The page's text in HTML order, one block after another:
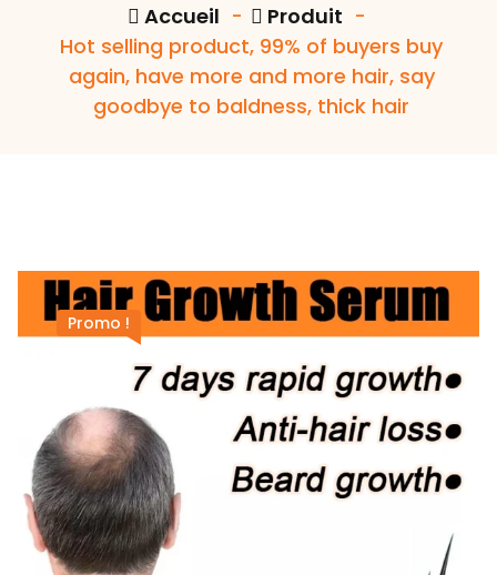
Accueil - Produit -
Hot selling product, 99% of buyers buy
again, have more and more hair, say
goodbye to baldness, thick hair
Promo !